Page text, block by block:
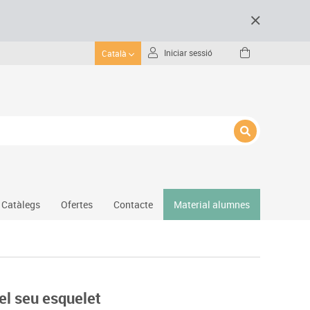
Català Iniciar sessió
Protecció esportiva
Catàlegs Ofertes Contacte Material alumnes
seu esquelet